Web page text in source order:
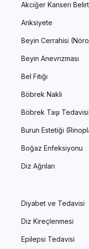
Akciğer Kanseri
Anksiyete
Beyin Cerrahisi
Beyin Anevrizması
Bel Fıtığı
Böbrek Nakli
Böbrek Taşı Tedavisi
Burun Estetiği
Boğaz Enfeksiyonu
Diz Ağrıları
Diyabet ve Tedavisi
Diz Kireçlenmesi
Epilepsi Tedavisi